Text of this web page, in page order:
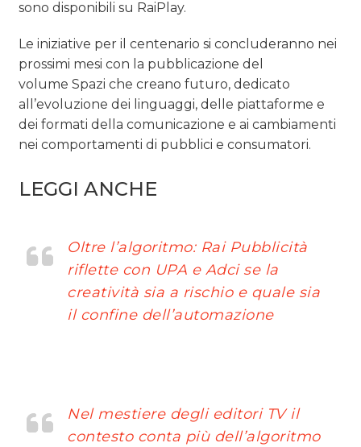
sono disponibili su RaiPlay.
Le iniziative per il centenario si concluderanno nei
prossimi mesi con la pubblicazione del
volume Spazi che creano futuro, dedicato
all’evoluzione dei linguaggi, delle piattaforme e
dei formati della comunicazione e ai cambiamenti
nei comportamenti di pubblici e consumatori.
LEGGI ANCHE
Oltre l’algoritmo: Rai Pubblicità
riflette con UPA e Adci se la
creatività sia a rischio e quale sia
il confine dell’automazione
Nel mestiere degli editori TV il
contesto conta più dell’algoritmo